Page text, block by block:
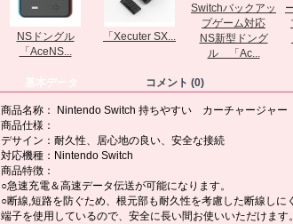
NSドングル
「AceNS...
「Xecuter SX...
NS新型ドング
ル 「Ac...
コメント (0)
商品名称： Nintendo Switch 持ちやすい カーチャージャー
商品仕様：
デサイン：耐久性、居心地の良い、安全な接続
対応機種：Nintendo Switch
商品特徴：
○急速充電＆高速データ伝送が可能になります。
○断線,短路を防ぐため、根元部も耐久性を考慮した断線し
端子を使用しているので、安全に長い間お使いいただけます。